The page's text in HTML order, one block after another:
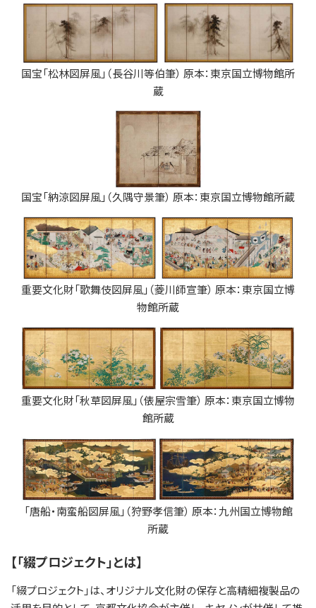
国宝「松林図屏風」（長谷川等伯筆） 原本：東京国立博物館所
蔵
国宝「納涼図屏風」（久隅守景筆） 原本：東京国立博物館所蔵
重要文化財「歌舞伎図屏風」（菱川師宣筆） 原本：東京国立博
物館所蔵
重要文化財「秋草図屏風」（俵屋宗雪筆） 原本：東京国立博物
館所蔵
「唐船・南蛮船図屏風」（狩野孝信筆） 原本：九州国立博物館
所蔵
【「綴プロジェクト」とは】
「綴プロジェクト」は、オリジナル文化財の保存と高精細複製品の